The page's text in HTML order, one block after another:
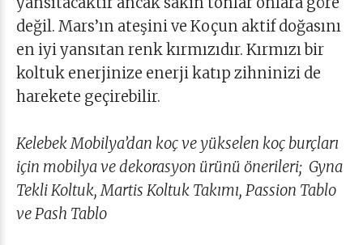
değil. Mars’ın ateşini ve Koçun aktif doğasını
en iyi yansıtan renk kırmızıdır. Kırmızı bir
koltuk enerjinize enerji katıp zihninizi de
harekete geçirebilir.
Kelebek Mobilya’dan koç ve yükselen koç burçları
için mobilya ve dekorasyon ürünü önerileri; Gyna
Tekli Koltuk, Martis Koltuk Takımı, Passion Tablo
ve Pash Tablo